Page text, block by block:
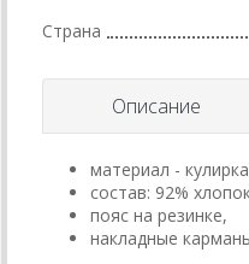
Страна
Описание
материал -
состав: 92%
пояс на резинке,
накладные